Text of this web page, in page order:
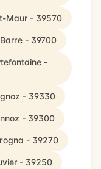
Maur - 39570
- 39700
-
- 39330
- 39300
- 39270
- 39250